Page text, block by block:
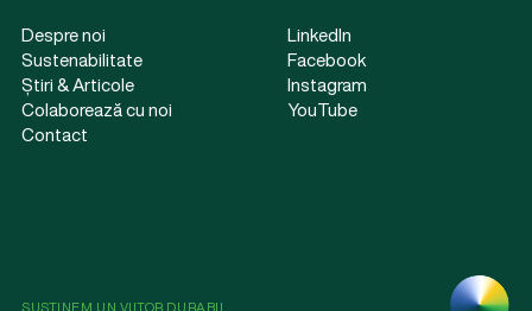
Despre noi
Sustenabilitate
Știri & Articole
Colaborează cu noi
Contact
LinkedIn
Facebook
Instagram
YouTube
SUSȚINEM UN VIITOR DURABIL